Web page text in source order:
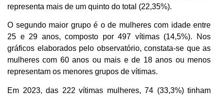
representa mais de um quinto do total (22,35%).
O segundo maior grupo é o de mulheres com idade entre
25 e 29 anos, composto por 497 vítimas (14,5%). Nos
gráficos elaborados pelo observatório, constata-se que as
mulheres com 60 anos ou mais e de 18 anos ou menos
representam os menores grupos de vítimas.
Em 2023, das 222 vítimas mulheres, 74 (33,3%) tinham